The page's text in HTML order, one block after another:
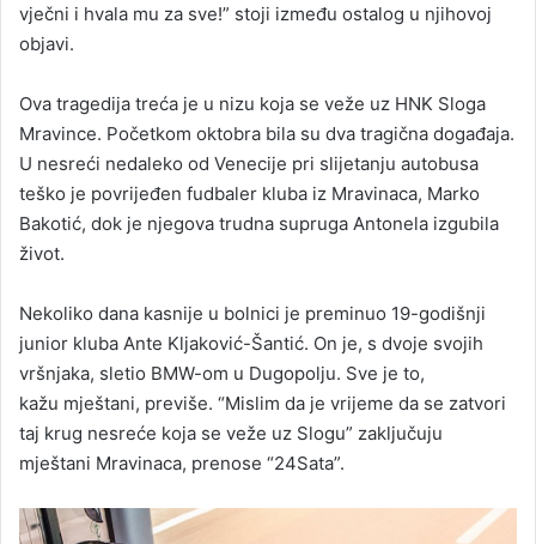
vječni i hvala mu za sve!” stoji između ostalog u njihovoj
objavi.
Ova tragedija treća je u nizu koja se veže uz HNK Sloga
Mravince. Početkom oktobra bila su dva tragična događaja.
U nesreći nedaleko od Venecije pri slijetanju autobusa
teško je povrijeđen fudbaler kluba iz Mravinaca, Marko
Bakotić, dok je njegova trudna supruga Antonela izgubila
život.
Nekoliko dana kasnije u bolnici je preminuo 19-godišnji
junior kluba Ante Kljaković-Šantić. On je, s dvoje svojih
vršnjaka, sletio BMW-om u Dugopolju. Sve je to,
kažu mještani, previše. “Mislim da je vrijeme da se zatvori
taj krug nesreće koja se veže uz Slogu” zaključuju
mještani Mravinaca, prenose “24Sata”.